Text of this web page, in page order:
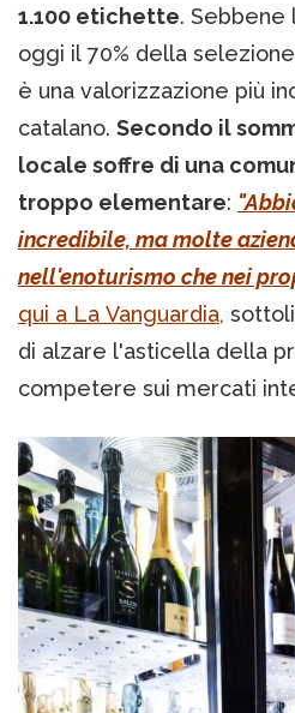
1.100 etichette. Sebbene
oggi il 70% della
è una valorizzazione più
catalano. Secondo il
locale soffre di una
troppo elementare:
incredibile, ma molte
nell'enoturismo che nei
qui a La Vanguardia,
di alzare l'asticella della
competere sui mercati